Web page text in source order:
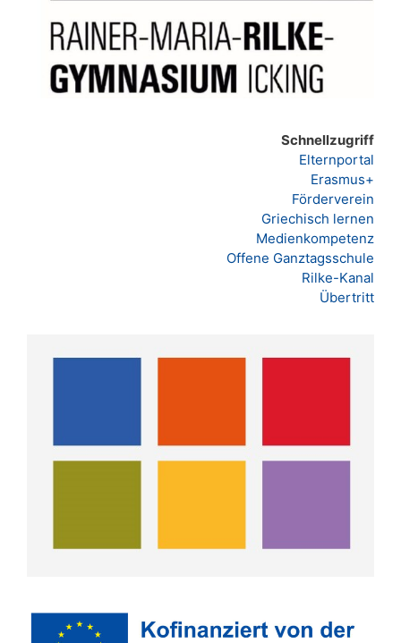
Schnellzugriff
Elternportal
Erasmus+
Förderverein
Griechisch lernen
Medienkompetenz
Offene Ganztagsschule
Rilke-Kanal
Übertritt